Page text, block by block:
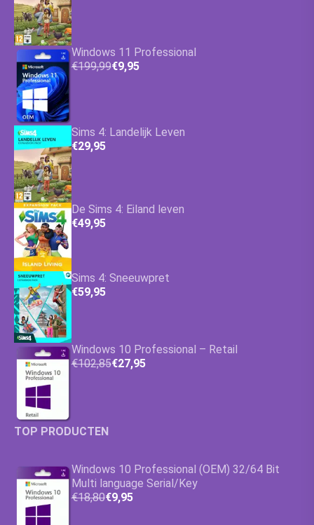
Windows 11 Professional
€199,99€9,95
Sims 4: Landelijk Leven
€29,95
De Sims 4: Eiland leven
€49,95
Sims 4: Sneeuwpret
€59,95
Windows 10 Professional – Retail
€102,85€27,95
TOP PRODUCTEN
Windows 10 Professional (OEM) 32/64 Bit
Multi language Serial/Key
€18,80€9,95